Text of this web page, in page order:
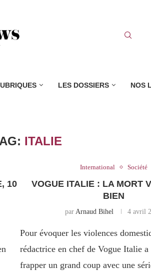
LES DOSSIERS NOS
ITALIE
10
International Société
VOGUE ITALIE : LA MORT
BIEN
parArnaud Bihel 4 avril
Pour évoquer les violences
rédactrice en chef de Vogue Italie
frapper un grand coup avec une